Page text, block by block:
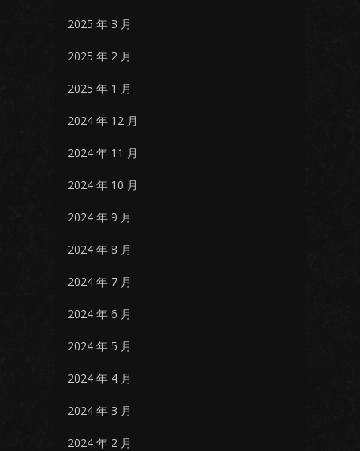
2025 年 3 月
2025 年 2 月
2025 年 1 月
2024 年 12 月
2024 年 11 月
2024 年 10 月
2024 年 9 月
2024 年 8 月
2024 年 7 月
2024 年 6 月
2024 年 5 月
2024 年 4 月
2024 年 3 月
2024 年 2 月